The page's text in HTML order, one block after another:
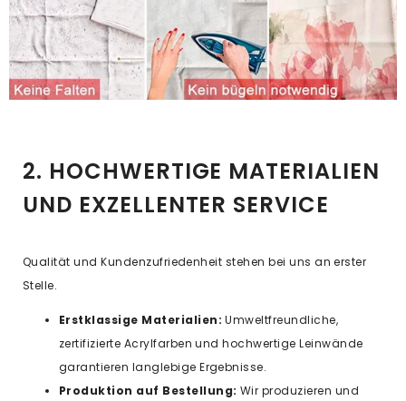
2. HOCHWERTIGE MATERIALIEN
UND EXZELLENTER SERVICE
Qualität und Kundenzufriedenheit stehen bei uns an erster
Stelle.
Erstklassige Materialien: Umweltfreundliche,
zertifizierte Acrylfarben und hochwertige Leinwände
garantieren langlebige Ergebnisse.
Produktion auf Bestellung: Wir produzieren und